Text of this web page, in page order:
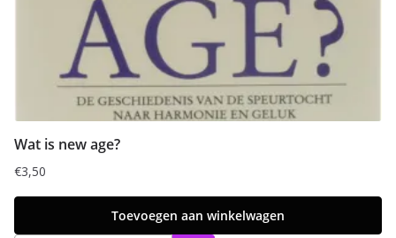
Wat is new age?
€3,50
Toevoegen aan winkelwagen